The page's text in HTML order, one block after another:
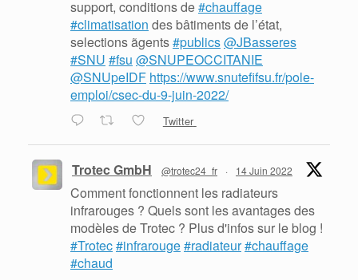
support, conditions de#chauffage
#climatisation des bâtiments de l’état,
selections ãgents#publics@JBasseres
#SNU #fsu @SNUPEOCCITANIE
@SNUpeIDF https://www.snutefifsu.fr/pole-
emploi/csec-du-9-juin-2022/
Twitter
Trotec GmbH @trotec24_fr · 14 Juin 2022
Comment fonctionnent les radiateurs
infrarouges ? Quels sont les avantages des
modèles de Trotec ? Plus d'infos sur le blog !
#Trotec#infrarouge#radiateur#chauffage
#chaud